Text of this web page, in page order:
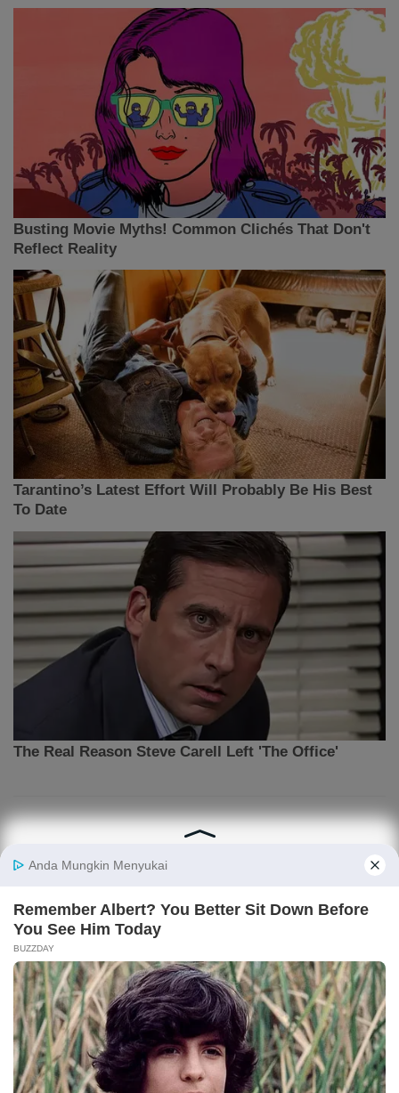
ARTIKEL LAINNYA
Pegadaian hingga Pelindo Masuk Daftar
IHSG Naik ke 6.351, Saham BUMI, BBCA, ANTM
hingga AMMN Diburu Investor
Indosat (ISAT) Disebut Cari Pinjaman Investasi AI
Rp 35 T, Bagaimana Prospeknya?
TPIA Disebut Berpeluang Kembali Masuk Indeks
MSCI, Apa Penopangnya?